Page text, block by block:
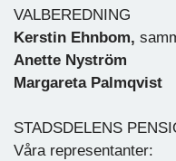
VALBEREDNING
Kerstin Ehnbom,
Anette Nyström
Margareta Palmqvist
STADSDELENS
Våra representanter: